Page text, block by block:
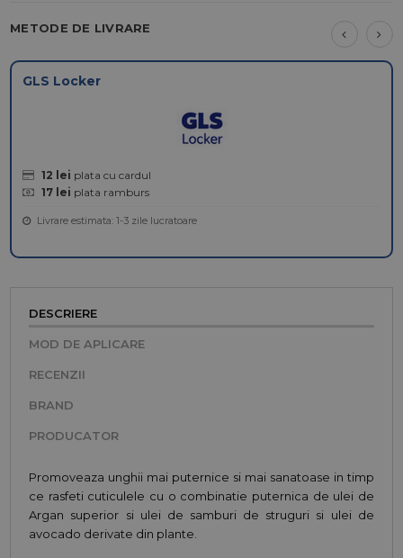
METODE DE LIVRARE
GLS Locker
12 lei plata cu cardul
17 lei plata ramburs
Livrare estimata: 1-3 zile lucratoare
DESCRIERE
MOD DE APLICARE
RECENZII
BRAND
PRODUCATOR
Promoveaza unghii mai puternice si mai sanatoase in timp
ce rasfeti cuticulele cu o combinatie puternica de ulei de
Argan superior si ulei de samburi de struguri si ulei de
avocado derivate din plante.